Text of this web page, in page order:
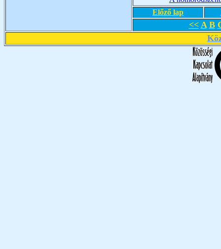
Előző lap
<< A B